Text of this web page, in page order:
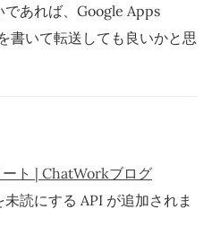
であれば、Google Apps
書いて転送しても良いかと思
ト | ChatWorkブログ
読にする API が追加されま